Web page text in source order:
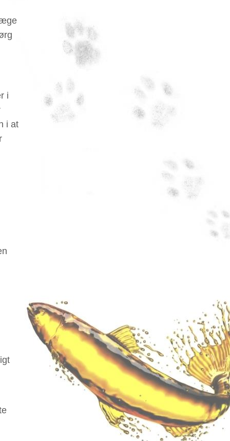
i
i at